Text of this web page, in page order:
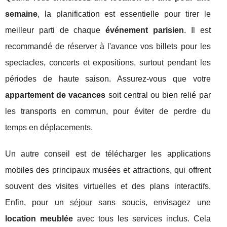
semaine, la planification est essentielle pour tirer le
meilleur parti de chaqueévénement parisien. Il est
recommandé de réserver à l'avance vos billets pour les
spectacles, concerts et expositions, surtout pendant les
périodes de haute saison. Assurez-vous que votre
appartement de vacances soit central ou bien relié par
les transports en commun, pour éviter de perdre du
temps en déplacements.
Un autre conseil est de télécharger les applications
mobiles des principaux musées et attractions, qui offrent
souvent des visites virtuelles et des plans interactifs.
Enfin, pour unséjour sans soucis, envisagez une
location meubléeavec tous les services inclus. Cela